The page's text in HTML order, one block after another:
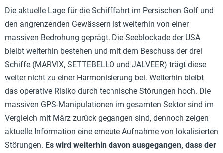
Die aktuelle Lage für die Schifffahrt im Persischen Golf und
den angrenzenden Gewässern ist weiterhin von einer
massiven Bedrohung geprägt. Die Seeblockade der USA
bleibt weiterhin bestehen und mit dem Beschuss der drei
Schiffe (MARVIX, SETTEBELLO und JALVEER) trägt diese
weiter nicht zu einer Harmonisierung bei. Weiterhin bleibt
das operative Risiko durch technische Störungen hoch. Die
massiven GPS-Manipulationen im gesamten Sektor sind im
Vergleich mit März zurück gegangen sind, dennoch zeigen
aktuelle Information eine erneute Aufnahme von lokalisierten
Störungen. Es wird weiterhin davon ausgegangen, dass der